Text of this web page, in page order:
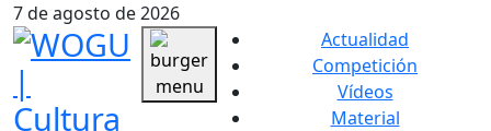
7 de agosto de 2026
Actualidad
Competición
Vídeos
Material